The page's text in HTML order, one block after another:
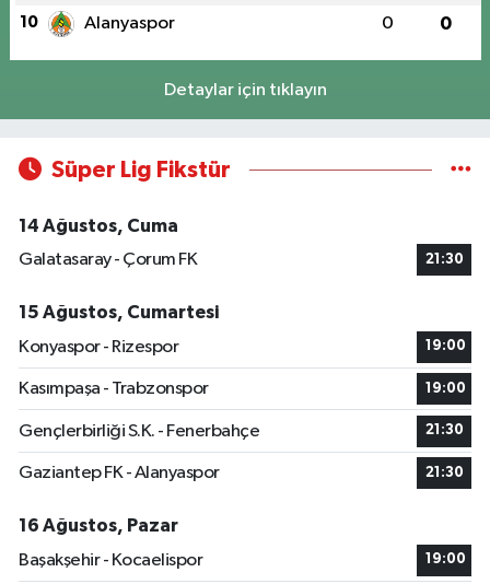
10 Alanyaspor 0 0
Detaylar için tıklayın
Süper Lig Fikstür
14 Ağustos, Cuma
Galatasaray - Çorum FK
21:30
15 Ağustos, Cumartesi
Konyaspor - Rizespor
19:00
Kasımpaşa - Trabzonspor 19:00
Gençlerbirliği S.K. - Fenerbahçe 21:30
Gaziantep FK - Alanyaspor 21:30
16 Ağustos, Pazar
Başakşehir - Kocaelispor
19:00